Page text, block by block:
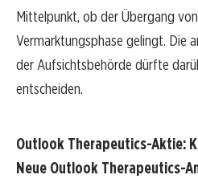
Mittelpunkt, ob der Übergang
Vermarktungsphase gelingt. Die
der Aufsichtsbehörde dürfte
entscheiden.
Outlook Therapeutics-Aktie:
Neue Outlook Therapeutics-